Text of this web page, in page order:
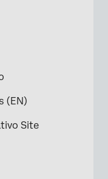
(EN)
Site